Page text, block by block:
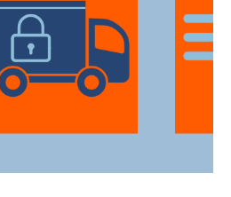
están equipados con
para asegurar que
en perfecto estado a
destino.